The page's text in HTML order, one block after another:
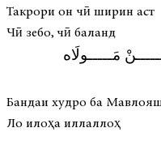
Такрори он чӣ ширин аст
Чӣ зебо, чӣ баланд
مَـــــولَاه
Бандаи худро ба
Ло илоҳа иллаллоҳ